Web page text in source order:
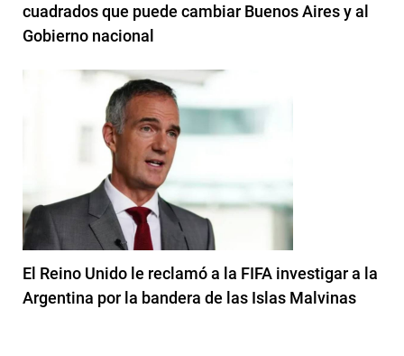
cuadrados que puede cambiar Buenos Aires y al
Gobierno nacional
El Reino Unido le reclamó a la FIFA investigar a la
Argentina por la bandera de las Islas Malvinas